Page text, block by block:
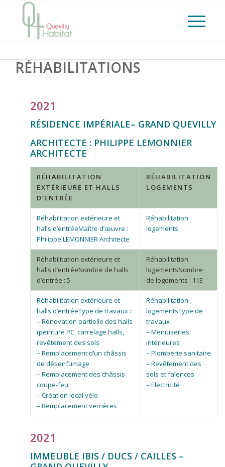
RÉHABILITATIONS
2021
RÉSIDENCE IMPÉRIALE– GRAND QUEVILLY
ARCHITECTE : PHILIPPE LEMONNIER
ARCHITECTE
RÉHABILITATION
EXTÉRIEURE ET HALLS
D’ENTRÉE
RÉHABILITATION
LOGEMENTS
Maître d’œuvre :
Philippe LEMONNIER Architecte
Nombre de halls
d’entrée : 5
Nombre
de logements : 113
Type de travaux :
– Rénovation partielle des halls
(peinture PC, carrelage halls,
revêtement des sols
– Remplacement d’un châssis
de désenfumage
– Remplacement des châssis
coupe-feu
– Création local vélo
– Remplacement verrières
Type de
travaux :
– Menuiseries
intérieures
– Plomberie sanitaire
– Revêtement des
sols et faïences
– Electricité
2021
IMMEUBLE IBIS / DUCS / CAILLES –